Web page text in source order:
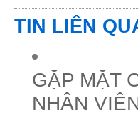
TIN LIÊN
GẶP MẶT
NHÂN